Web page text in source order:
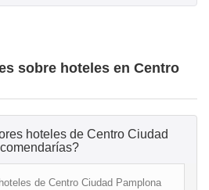
sobre hoteles en Centro
hoteles de Centro Ciudad
de Centro Ciudad Pamplona